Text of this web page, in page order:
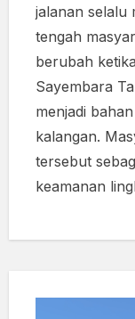
jalanan selalu
tengah
berubah
Sayembara
menjadi
kalangan.
tersebut
keamanan